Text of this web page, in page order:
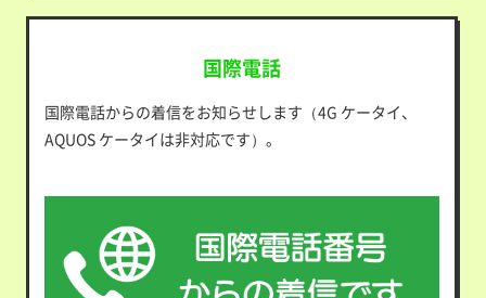
国際電話
国際電話からの着信をお知らせします（4G ケータイ、
AQUOS ケータイは非対応です）。